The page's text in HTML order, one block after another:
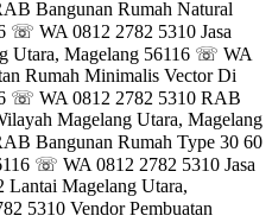
Bangunan Rumah Natural
☏ WA 0812 2782 5310 Jasa
Utara, Magelang 56116 ☏ WA
Rumah Minimalis Vector Di
☏ WA 0812 2782 5310 RAB
Magelang Utara, Magelang
Bangunan Rumah Type 30 60
☏ WA 0812 2782 5310 Jasa
Magelang Utara,
5310 Vendor Pembuatan